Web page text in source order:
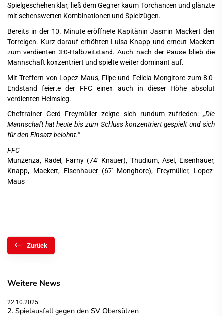
Spielgeschehen klar, ließ dem Gegner kaum Torchancen und glänzte
mit sehenswerten Kombinationen und Spielzügen.
Bereits in der 10. Minute eröffnete Kapitänin Jasmin Mackert den
Torreigen. Kurz darauf erhöhten Luisa Knapp und erneut Mackert
zum verdienten 3:0-Halbzeitstand. Auch nach der Pause blieb die
Mannschaft konzentriert und spielte weiter dominant auf.
Mit Treffern von Lopez Maus, Filpe und Felicia Mongitore zum 8:0-
Endstand feierte der FFC einen auch in dieser Höhe absolut
verdienten Heimsieg.
Cheftrainer Gerd Freymüller zeigte sich rundum zufrieden: „Die
Mannschaft hat heute bis zum Schluss konzentriert gespielt und sich
für den Einsatz belohnt.“
FFC
Munzenza, Rädel, Farny (74' Knauer), Thudium, Asel, Eisenhauer,
Knapp, Mackert, Eisenhauer (67' Mongitore), Freymüller, Lopez-
Maus
Zurück
Weitere News
22.10.2025
2. Spielausfall gegen den SV Obersülzen